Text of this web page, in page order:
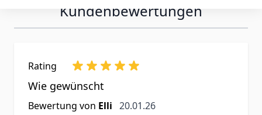
Kundenbewertungen
Rating
Wie gewünscht
Bewertung von Elli 20. Januar 2026
20.01.26